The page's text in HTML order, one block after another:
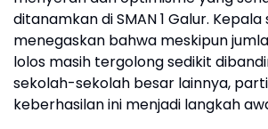
ditanamkan di SMAN 1 Galur.
menegaskan bahwa meskipun
lolos masih tergolong sedikit
sekolah-sekolah besar lainnya,
keberhasilan ini menjadi langkah